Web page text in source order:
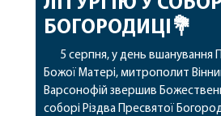
БОГОРОДИЦІ💐
5 серпня, у день вшанування
Божої Матері, митрополит
Варсонофій звершив
соборі Різдва Пресвятої